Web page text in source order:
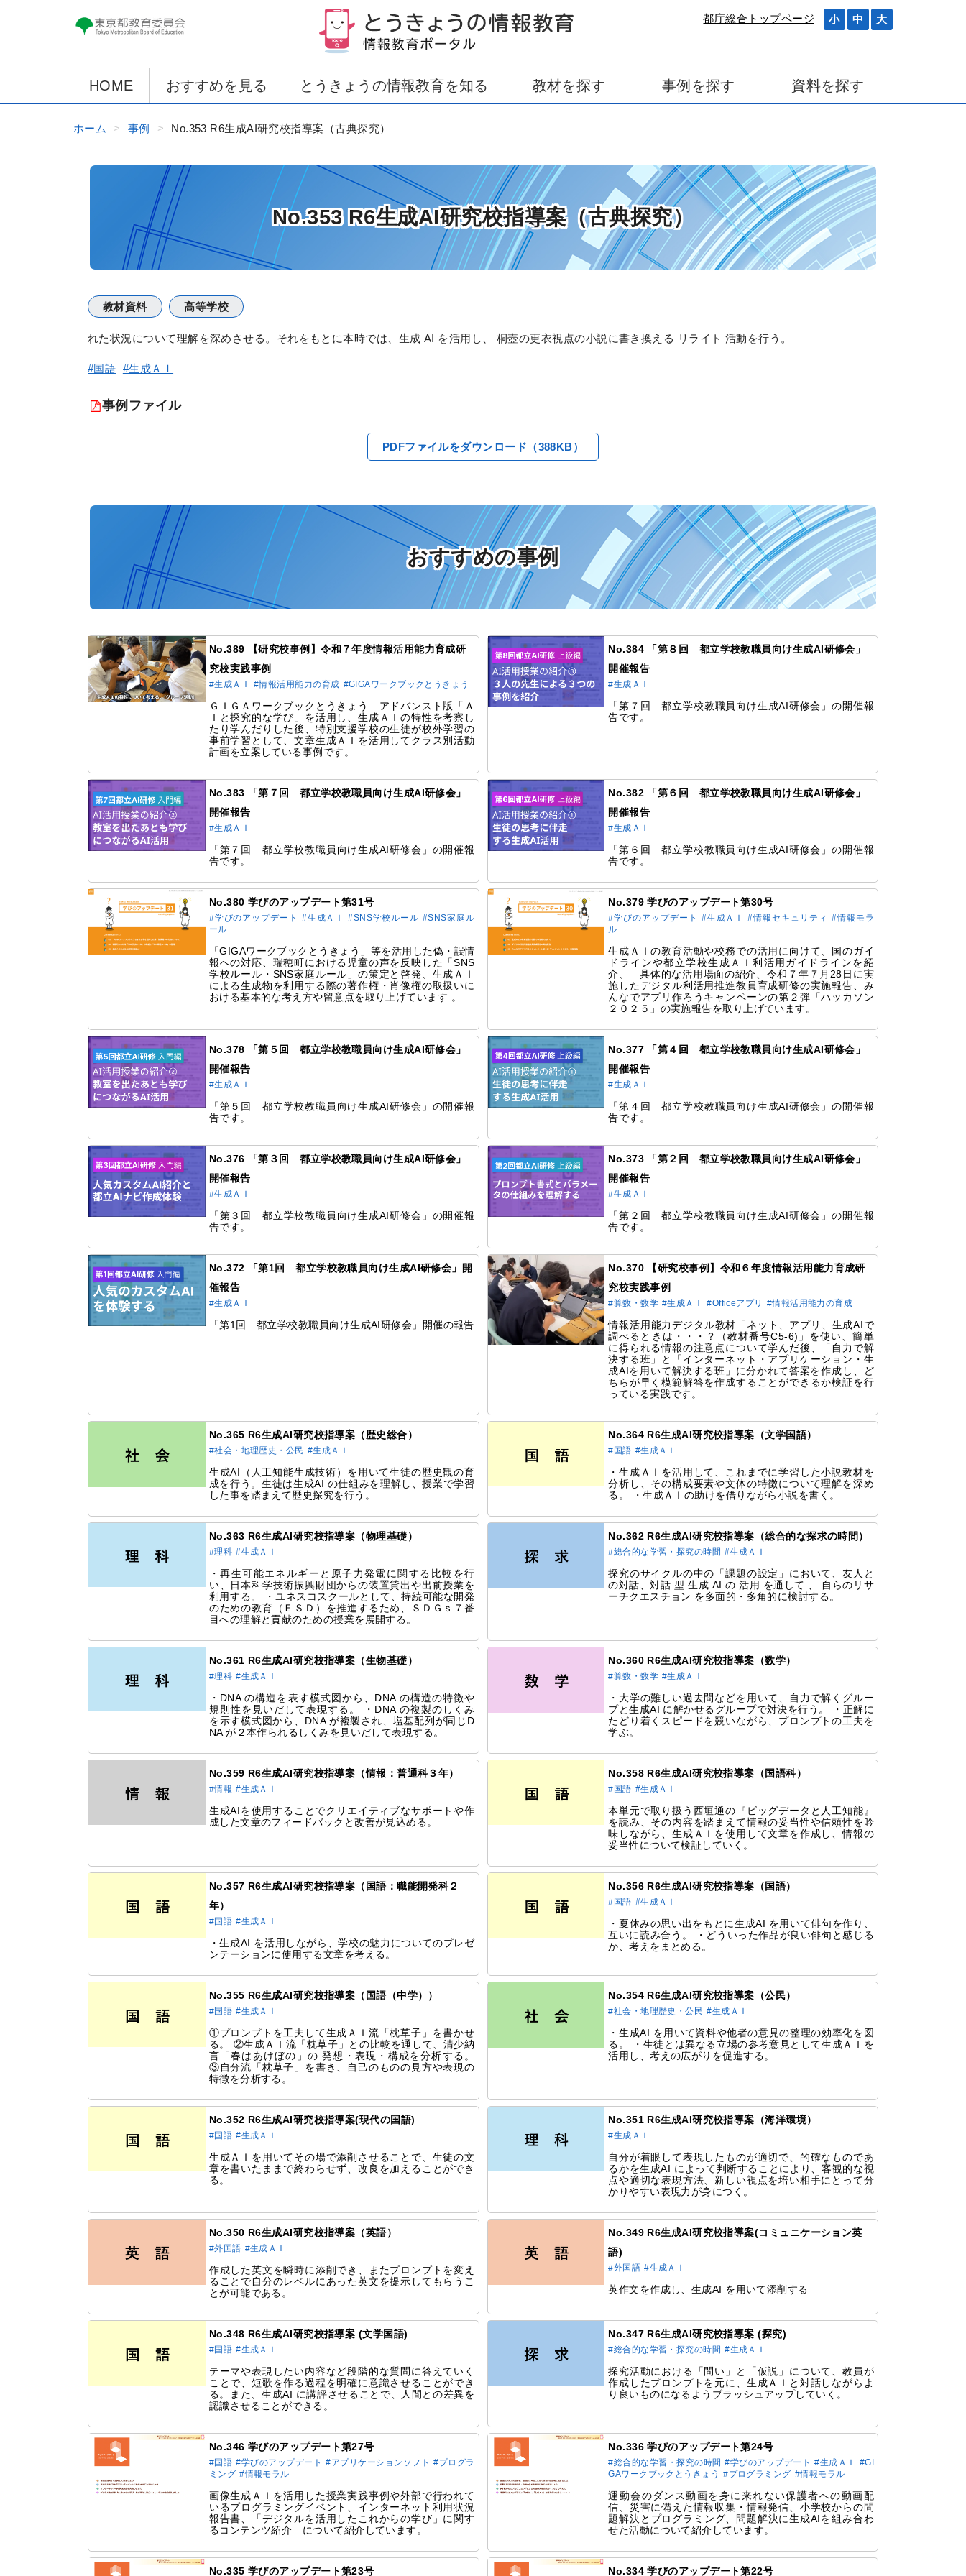
都庁総合トップページ 小 中 大
HOME おすすめを見る とうきょうの情報教育を知る 教材を探す 事例を探す 資料を探す
ホーム 事例 No.353 R6生成AI研究校指導案（古典探究）
No.353 R6生成AI研究校指導案（古典探究）
教材資料 高等学校
れた状況について理解を深めさせる。それをもとに本時では、生成 AI を活用し、 桐壺の更衣視点の小説に書き換える リライト 活動を行う。
#国語 #生成ＡＩ
事例ファイル
PDFファイルをダウンロード（388KB）
おすすめの事例
No.389 【研究校事例】令和７年度情報活用能力育成研
究校実践事例
#生成ＡＩ #情報活用能力の育成 #GIGAワークブックとうきょう
ＧＩＧＡワークブックとうきょう アドバンスト版「Ａ
Ｉと探究的な学び」を活用し、生成ＡＩの特性を考察し
たり学んだりした後、特別支援学校の生徒が校外学習の
事前学習として、文章生成ＡＩを活用してクラス別活動
計画を立案している事例です。
No.384 「第８回 都立学校教職員向け生成AI研修会」
開催報告
#生成ＡＩ
「第７回 都立学校教職員向け生成AI研修会」の開催報
告です。
No.383 「第７回 都立学校教職員向け生成AI研修会」
開催報告
#生成ＡＩ
「第７回 都立学校教職員向け生成AI研修会」の開催報
告です。
No.382 「第６回 都立学校教職員向け生成AI研修会」
開催報告
#生成ＡＩ
「第６回 都立学校教職員向け生成AI研修会」の開催報
告です。
No.380 学びのアップデート第31号
#学びのアップデート #生成ＡＩ #SNS学校ルール #SNS家庭ル
ール
「GIGAワークブックとうきょう」等を活用した偽・誤情
報への対応、瑞穂町における児童の声を反映した「SNS
学校ルール・SNS家庭ルール」の策定と啓発、生成ＡＩ
による生成物を利用する際の著作権・肖像権の取扱いに
おける基本的な考え方や留意点を取り上げています 。
No.379 学びのアップデート第30号
#学びのアップデート #生成ＡＩ #情報セキュリティ #情報モラ
ル
⽣成ＡＩの教育活動や校務での活⽤に向けて、国のガイ
ドラインや都立学校生成ＡＩ利活用ガイドラインを紹
介、 具体的な活用場面の紹介、令和７年７月28日に実
施したデジタル利活⽤推進教員育成研修の実施報告、み
んなでアプリ作ろうキャンペーンの第２弾「ハッカソン
２０２５」の実施報告を取り上げています。
No.378 「第５回 都立学校教職員向け生成AI研修会」
開催報告
#生成ＡＩ
「第５回 都立学校教職員向け生成AI研修会」の開催報
告です。
No.377 「第４回 都立学校教職員向け生成AI研修会」
開催報告
#生成ＡＩ
「第４回 都立学校教職員向け生成AI研修会」の開催報
告です。
No.376 「第３回 都立学校教職員向け生成AI研修会」
開催報告
#生成ＡＩ
「第３回 都立学校教職員向け生成AI研修会」の開催報
告です。
No.373 「第２回 都立学校教職員向け生成AI研修会」
開催報告
#生成ＡＩ
「第２回 都立学校教職員向け生成AI研修会」の開催報
告です。
No.372 「第1回 都立学校教職員向け生成AI研修会」開
催報告
#生成ＡＩ
「第1回 都立学校教職員向け生成AI研修会」開催の報告
No.370 【研究校事例】令和６年度情報活用能力育成研
究校実践事例
#算数・数学 #生成ＡＩ #Officeアプリ #情報活用能力の育成
情報活用能力デジタル教材「ネット、アプリ、生成AIで
調べるときは・・・？（教材番号C5-6)」を使い、簡単
に得られる情報の注意点について学んだ後、「自力で解
決する班」と「インターネット・アプリケーション・生
成AIを用いて解決する班」に分かれて答案を作成し、ど
ちらが早く模範解答を作成することができるか検証を行
っている実践です。
No.365 R6生成AI研究校指導案（歴史総合）
#社会・地理歴史・公民 #生成ＡＩ
生成AI（人工知能生成技術）を用いて生徒の歴史観の育
成を行う。生徒は生成AI の仕組みを理解し、授業で学習
した事を踏まえて歴史探究を行う。
No.364 R6生成AI研究校指導案（文学国語）
#国語 #生成ＡＩ
・生成ＡＩを活用して、これまでに学習した小説教材を
分析し、その構成要素や文体の特徴について理解を深め
る。 ・生成ＡＩの助けを借りながら小説を書く。
No.363 R6生成AI研究校指導案（物理基礎）
#理科 #生成ＡＩ
・再生可能エネルギーと原子力発電に関する比較を行
い、日本科学技術振興財団からの装置貸出や出前授業を
利用する。 ・ユネスコスクールとして、持続可能な開発
のための教育（ＥＳＤ）を推進するため、ＳＤＧｓ７番
目への理解と貢献のための授業を展開する。
No.362 R6生成AI研究校指導案（総合的な探求の時間）
#総合的な学習・探究の時間 #生成ＡＩ
探究のサイクルの中の「課題の設定」において、友人と
の対話、対話 型 生成 AI の 活用 を通して 、 自らのリサ
ーチクエスチョン を多面的・多角的に検討する。
No.361 R6生成AI研究校指導案（生物基礎）
#理科 #生成ＡＩ
・DNA の構造を表す模式図から、DNA の構造の特徴や
規則性を見いだして表現する。 ・DNA の複製のしくみ
を示す模式図から、DNA が複製され、塩基配列が同じD
NA が２本作られるしくみを見いだして表現する。
No.360 R6生成AI研究校指導案（数学）
#算数・数学 #生成ＡＩ
・大学の難しい過去問などを用いて、自力で解くグルー
プと生成AI に解かせるグループで対決を行う。 ・正解に
たどり着くスピードを競いながら、プロンプトの工夫を
学ぶ。
No.359 R6生成AI研究校指導案（情報：普通科３年）
#情報 #生成ＡＩ
生成AIを使用することでクリエイティブなサポートや作
成した文章のフィードバックと改善が見込める。
No.358 R6生成AI研究校指導案（国語科）
#国語 #生成ＡＩ
本単元で取り扱う西垣通の『ビッグデータと人工知能』
を読み、その内容を踏まえて情報の妥当性や信頼性を吟
味しながら、生成ＡＩを使用して文章を作成し、情報の
妥当性について検証していく。
No.357 R6生成AI研究校指導案（国語：職能開発科２
年）
#国語 #生成ＡＩ
・生成AI を活用しながら、学校の魅力についてのプレゼ
ンテーションに使用する文章を考える。
No.356 R6生成AI研究校指導案（国語）
#国語 #生成ＡＩ
・夏休みの思い出をもとに生成AI を用いて俳句を作り、
互いに読み合う。 ・どういった作品が良い俳句と感じる
か、考えをまとめる。
No.355 R6生成AI研究校指導案（国語（中学））
#国語 #生成ＡＩ
①プロンプトを工夫して生成ＡＩ流「枕草子」を書かせ
る。 ②生成ＡＩ流「枕草子」との比較を通して、清少納
言「春はあけぼの」の 発想・表現・構成を分析する。
③自分流「枕草子」を書き、自己のものの見方や表現の
特徴を分析する。
No.354 R6生成AI研究校指導案（公民）
#社会・地理歴史・公民 #生成ＡＩ
・生成AI を用いて資料や他者の意見の整理の効率化を図
る。 ・生徒とは異なる立場の参考意見として生成ＡＩを
活用し、考えの広がりを促進する。
No.352 R6生成AI研究校指導案(現代の国語)
#国語 #生成ＡＩ
生成ＡＩを用いてその場で添削させることで、生徒の文
章を書いたままで終わらせず、改良を加えることができ
る。
No.351 R6生成AI研究校指導案（海洋環境）
#生成ＡＩ
自分が着眼して表現したものが適切で、的確なものであ
るかを生成AI によって判断することにより、客観的な視
点や適切な表現方法、新しい視点を培い相手にとって分
かりやすい表現力が身につく。
No.350 R6生成AI研究校指導案（英語）
#外国語 #生成ＡＩ
作成した英文を瞬時に添削でき、またプロンプトを変え
ることで自分のレベルにあった英文を提示してもらうこ
とが可能である。
No.349 R6生成AI研究校指導案(コミュニケーション英
語)
#外国語 #生成ＡＩ
英作文を作成し、生成AI を用いて添削する
No.348 R6生成AI研究校指導案 (文学国語)
#国語 #生成ＡＩ
テーマや表現したい内容など段階的な質問に答えていく
ことで、短歌を作る過程を明確に意識させることができ
る。また、生成AI に講評させることで、人間との差異を
認識させることができる。
No.347 R6生成AI研究校指導案 (探究)
#総合的な学習・探究の時間 #生成ＡＩ
探究活動における「問い」と「仮説」について、教員が
作成したプロンプトを元に、生成ＡＩと対話しながらよ
り良いものになるようブラッシュアップしていく。
No.346 学びのアップデート第27号
#国語 #学びのアップデート #アプリケーションソフト #プログラ
ミング #情報モラル
画像生成ＡＩを活用した授業実践事例や外部で行われて
いるプログラミングイベント、インターネット利用状況
報告書、「デジタルを活用したこれからの学び」に関す
るコンテンツ紹介 について紹介しています。
No.336 学びのアップデート第24号
#総合的な学習・探究の時間 #学びのアップデート #生成ＡＩ
#GI
GAワークブックとうきょう #プログラミング #情報モラル
運動会のダンス動画を身に来れない保護者への動画配
信、災害に備えた情報収集・情報発信、小学校からの問
題解決とプログラミング、問題解決に生成AIを組み合わ
せた活動について紹介しています。
No.335 学びのアップデート第23号 No.334 学びのアップデート第22号